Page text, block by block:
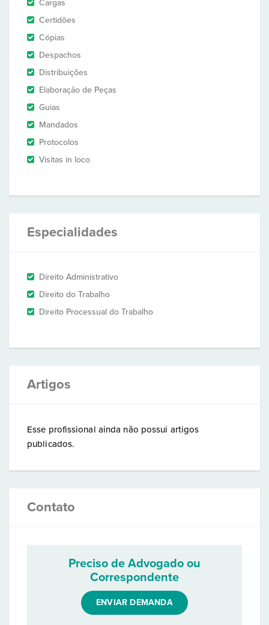
Cargas
Certidões
Cópias
Despachos
Distribuições
Elaboração de Peças
Guias
Mandados
Protocolos
Visitas in loco
Especialidades
Direito Administrativo
Direito do Trabalho
Direito Processual do Trabalho
Artigos
Esse profissional ainda não possui artigos
publicados.
Contato
Preciso de Advogado ou
Correspondente
ENVIAR DEMANDA